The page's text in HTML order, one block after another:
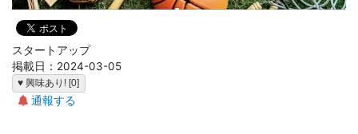
スタートアップ
掲載日：2024-03-05
♥ 興味あり! [0]
通報する